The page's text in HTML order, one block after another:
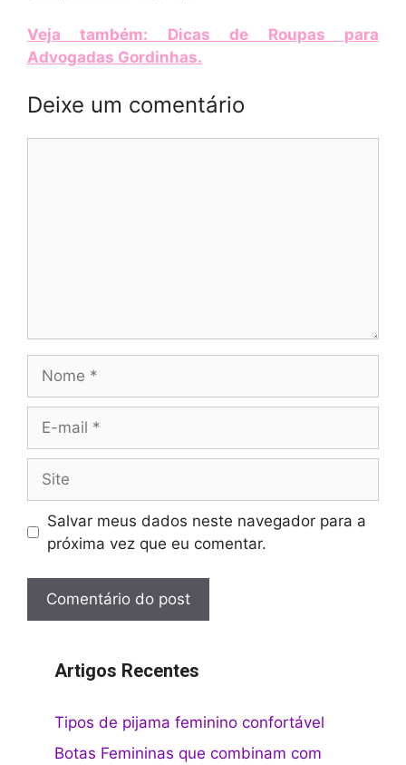
Veja também: Dicas de Roupas para
Advogadas Gordinhas.
Deixe um comentário
mail
Salvar meus dados neste navegador para a
próxima vez que eu comentar.
Artigos Recentes
Tipos de pijama feminino confortável
Botas Femininas que combinam com